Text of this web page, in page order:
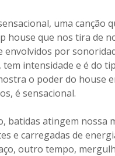
uma
house que nos tira de
por
intensidade e é do
o poder do house
é sensacional.
batidas atingem
e carregadas de
outro tempo,